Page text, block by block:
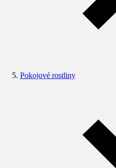
Pokojové rostliny